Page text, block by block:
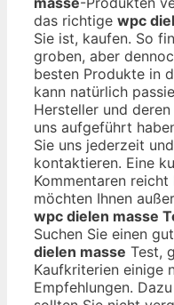
das richtige wpc
Sie ist, kaufen. So
groben, aber
besten Produkte in
kann natürlich
Hersteller und deren
uns aufgeführt
Sie uns jederzeit
kontaktieren. Eine
Kommentaren
möchten Ihnen
wpc dielen masse
Suchen Sie einen
dielen masse Test,
Kaufkriterien einige
Empfehlungen.